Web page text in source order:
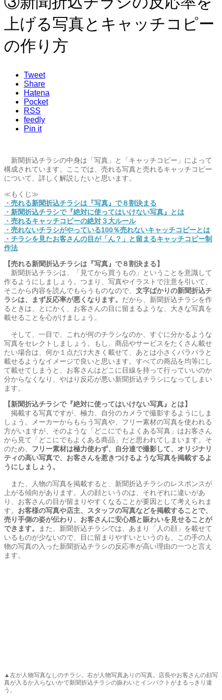
上げる写真とキャッチコピー
の作り方
Tweet
Share
Hatena
Pocket
RSS
feedly
Pin it
新聞折込チラシの中身は「写真」と「キャッチコピー」によって
構成されています。ここでは、売れる写真と売れるキャッチコピー
について、詳しく解説したいと思います。
≪もくじ≫
・売れる新聞折込チラシは『写真』で８割決まる
・新聞折込チラシで『絶対に使ってはいけない写真』とは
・売れるキャッチコピーの絶対３大ルール
・売れないチラシがやっている100％売れないキャッチコピーとは
・チラシを見たお客さんの目が「ん？」と留まるキャッチコピー制
作法
【売れる新聞折込チラシは『写真』で８割決まる】
新聞折込チラシは、「見てから買うもの」ということを意識して
作るようにしましょう。つまり、写真やイラストで注意を引いて、
そこから内容を読んでもらうものなので、 文字ばかりの新聞折込チ
ラシは、まず反応率が悪くなります。 だから、新聞折込チラシを作
るときは、とにかく、お客さんの目に留まるような、大きな写真を
載せることを心がけましょう。
そして、一目で、これが何のチラシなのか、すぐに分かるような
写真をセレクトしましょう。もし、商品やサービスをたくさん載せ
たい場合は、何か１点だけ大きく載せて、あとは小さくパラパラと
載せるようなイメージで良いと思います。すべての商品を均等にし
て載せてしまうと、お客さんはどこに目線を持って行っていいのか
分からなくなり、やはり反応が悪い新聞折込チラシになってしまい
ます。
【新聞折込チラシで『絶対に使ってはいけない写真』とは】
掲載する写真ですが、極力、自分のカメラで撮影するようにしま
しょう。メーカーからもらう写真や、フリー素材の写真を使われる
方がいますが、そのような「どこにでもよくある写真」はお客さん
から見て「どこにでもよくある商品」だと思われてしまいます。そ
のため、 フリー素材は極力使わず、自分達で撮影して、オリジナリ
ティの高い写真で、お客さんを惹きつけるような写真を掲載するよ
うにしましょう。
また、人物の写真を掲載すると、新聞折込チラシのレスポンスが
上がる傾向があります。人の顔というのは、それぞれに違いがあ
り、お客さんの目が留まりやすくなることが要因として考えられま
す。 お客様の写真や店主、スタッフの写真などを掲載することで、
売り手側の姿が伝わり、お客さんに安心感と賑わいを見せることが
できます。
また、新聞折込チラシでは、あまり「人の顔」を載せて
いるものが少ないので、目に留まりやすいというのも、この手の人
物の写真の入った新聞折込チラシの反応率が高い理由の一つと言え
ます。
▲左が人物写真なしのチラシ。右が人物写真ありの写真。店長やお客さんの顔写
真が入るか入らないかで新聞折込チラシの賑わいとインパクトがまるっきり違
う。